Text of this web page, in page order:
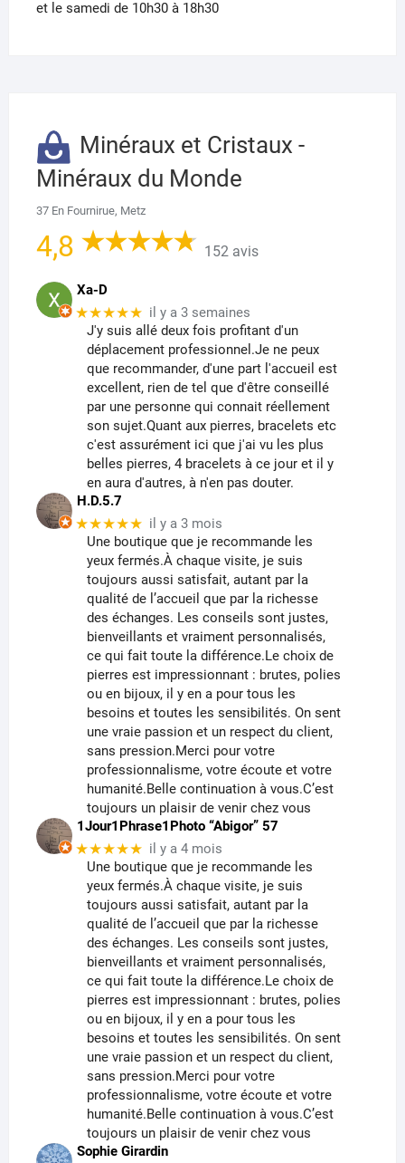
et le samedi de 10h30 à 18h30
Minéraux et Cristaux -
Minéraux du Monde
37 En Fournirue, Metz
4,8 152 avis
Xa-D
★★★★★ il y a 3 semaines
J'y suis allé deux fois profitant d'un
déplacement professionnel.Je ne peux
que recommander, d'une part l'accueil est
excellent, rien de tel que d'être conseillé
par une personne qui connait réellement
son sujet.Quant aux pierres, bracelets etc
c'est assurément ici que j'ai vu les plus
belles pierres, 4 bracelets à ce jour et il y
en aura d'autres, à n'en pas douter.
H.D.5.7
★★★★★ il y a 3 mois
Une boutique que je recommande les
yeux fermés.À chaque visite, je suis
toujours aussi satisfait, autant par la
qualité de l’accueil que par la richesse
des échanges. Les conseils sont justes,
bienveillants et vraiment personnalisés,
ce qui fait toute la différence.Le choix de
pierres est impressionnant : brutes, polies
ou en bijoux, il y en a pour tous les
besoins et toutes les sensibilités. On sent
une vraie passion et un respect du client,
sans pression.Merci pour votre
professionnalisme, votre écoute et votre
humanité.Belle continuation à vous.C’est
toujours un plaisir de venir chez vous
1Jour1Phrase1Photo “Abigor” 57
★★★★★ il y a 4 mois
Une boutique que je recommande les
yeux fermés.À chaque visite, je suis
toujours aussi satisfait, autant par la
qualité de l’accueil que par la richesse
des échanges. Les conseils sont justes,
bienveillants et vraiment personnalisés,
ce qui fait toute la différence.Le choix de
pierres est impressionnant : brutes, polies
ou en bijoux, il y en a pour tous les
besoins et toutes les sensibilités. On sent
une vraie passion et un respect du client,
sans pression.Merci pour votre
professionnalisme, votre écoute et votre
humanité.Belle continuation à vous.C’est
toujours un plaisir de venir chez vous
Sophie Girardin